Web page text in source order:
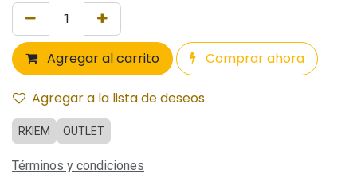
Agregar al carrito Comprar ahora
Agregar a la lista de deseos
RKIEM OUTLET
Términos y condiciones